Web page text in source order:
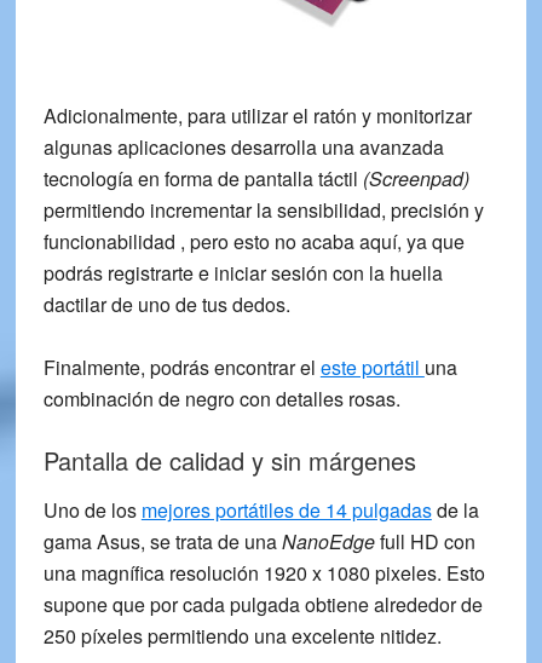
Adicionalmente, para utilizar el ratón y monitorizar
algunas aplicaciones desarrolla una avanzada
tecnología en forma de pantalla táctil (Screenpad)
permitiendo incrementar la sensibilidad, precisión y
funcionabilidad , pero esto no acaba aquí, ya que
podrás registrarte e iniciar sesión con la huella
dactilar de uno de tus dedos.
Finalmente, podrás encontrar el este portátil una
combinación de negro con detalles rosas.
Pantalla de calidad y sin márgenes
Uno de los mejores portátiles de 14 pulgadasde la
gama Asus, se trata de unaNanoEdgefull HD con
una magníficaresolución 1920 x 1080 pixeles. Esto
supone que por cada pulgada obtiene alrededor de
250 píxeles permitiendo una excelente nitidez.